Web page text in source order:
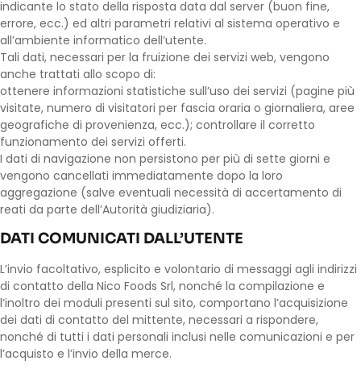
indicante lo stato della risposta data dal server (buon fine,
errore, ecc.) ed altri parametri relativi al sistema operativo e
all’ambiente informatico dell’utente.
Tali dati, necessari per la fruizione dei servizi web, vengono
anche trattati allo scopo di:
ottenere informazioni statistiche sull’uso dei servizi (pagine più
visitate, numero di visitatori per fascia oraria o giornaliera, aree
geografiche di provenienza, ecc.); controllare il corretto
funzionamento dei servizi offerti.
I dati di navigazione non persistono per più di sette giorni e
vengono cancellati immediatamente dopo la loro
aggregazione (salve eventuali necessità di accertamento di
reati da parte dell’Autorità giudiziaria).
DATI COMUNICATI DALL’UTENTE
L’invio facoltativo, esplicito e volontario di messaggi agli indirizzi
di contatto della Nico Foods Srl, nonché la compilazione e
l’inoltro dei moduli presenti sul sito, comportano l’acquisizione
dei dati di contatto del mittente, necessari a rispondere,
nonché di tutti i dati personali inclusi nelle comunicazioni e per
l’acquisto e l’invio della merce.